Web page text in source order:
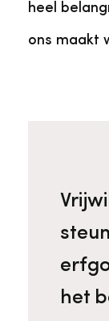
heel
ons maakt
het